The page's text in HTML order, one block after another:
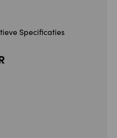
Specificaties